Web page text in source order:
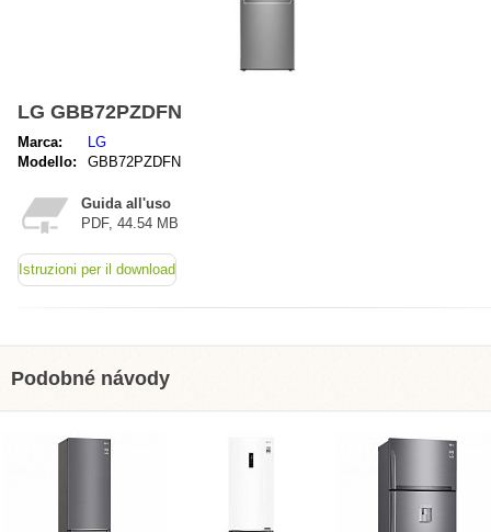
LG GBB72PZDFN
Marca:
LG
Modello:
GBB72PZDFN
Guida all'uso
PDF, 44.54 MB
Istruzioni per il download
Podobné návody